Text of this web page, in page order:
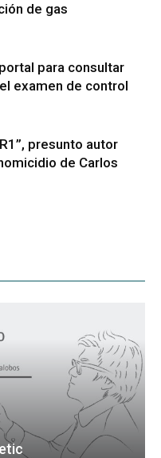
de gas
para consultar
examen de control
presunto autor
de Carlos